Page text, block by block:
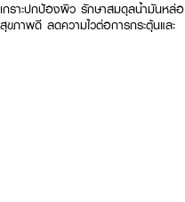
กราะปกป้องผิว รักษาสมดุลน้ำมันหล่อ
ภาพดี ลดความไวต่อการกระตุ้นและ